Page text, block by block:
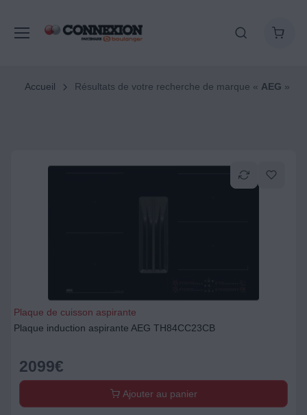
Accueil Résultats de votre recherche de marque « AEG »
Plaque de cuisson aspirante
Plaque induction aspirante AEG TH84CC23CB
2099€
Ajouter au panier